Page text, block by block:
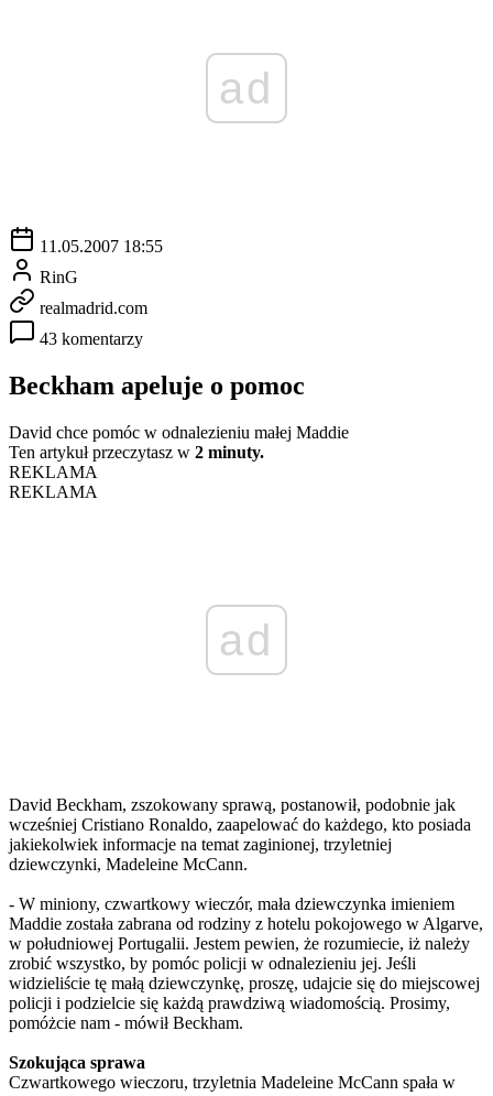
ad
11.05.2007 18:55
RinG
realmadrid.com
43 komentarzy
Beckham apeluje o pomoc
David chce pomóc w odnalezieniu małej Maddie
Ten artykuł przeczytasz w 2 minuty.
REKLAMA
REKLAMA
ad
David Beckham, zszokowany sprawą, postanowił, podobnie jak
wcześniej Cristiano Ronaldo, zaapelować do każdego, kto posiada
jakiekolwiek informacje na temat zaginionej, trzyletniej
dziewczynki, Madeleine McCann.
- W miniony, czwartkowy wieczór, mała dziewczynka imieniem
Maddie została zabrana od rodziny z hotelu pokojowego w Algarve,
w południowej Portugalii. Jestem pewien, że rozumiecie, iż należy
zrobić wszystko, by pomóc policji w odnalezieniu jej. Jeśli
widzieliście tę małą dziewczynkę, proszę, udajcie się do miejscowej
policji i podzielcie się każdą prawdziwą wiadomością. Prosimy,
pomóżcie nam - mówił Beckham.
Szokująca sprawa
Czwartkowego wieczoru, trzyletnia Madeleine McCann spała w